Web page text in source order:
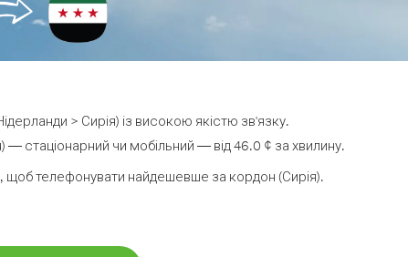
> Сирія) із високою якістю зв'язку.
стаціонарний чи мобільний — від 46.0 ¢ за хвилину.
телефонувати найдешевше за кордон (Сирія).